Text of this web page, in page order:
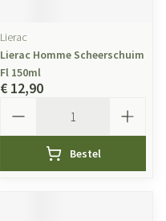
Lierac
Lierac Homme Scheerschuim
Fl 150ml
€ 12,90
Bestel